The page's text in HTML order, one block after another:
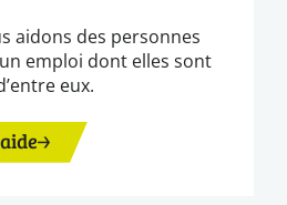
aidons des personnes
emploi dont elles sont
eux.